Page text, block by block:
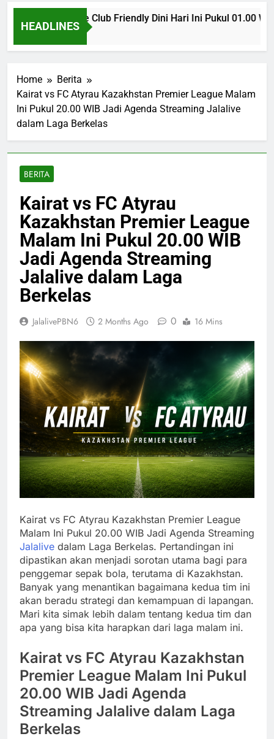
HEADLINES
vs Getafe Club Friendly Dini Hari Ini Pukul 01.00 WIB
Ago
Home
Berita
Kairat vs FC Atyrau Kazakhstan Premier League Malam
Ini Pukul 20.00 WIB Jadi Agenda Streaming Jalalive
dalam Laga Berkelas
BERITA
Kairat vs FC Atyrau
Kazakhstan Premier League
Malam Ini Pukul 20.00 WIB
Jadi Agenda Streaming
Jalalive dalam Laga
Berkelas
JalalivePBN6 2 Months Ago 0 16 Mins
Kairat vs FC Atyrau Kazakhstan Premier League
Malam Ini Pukul 20.00 WIB Jadi Agenda Streaming
Jalalive dalam Laga Berkelas. Pertandingan ini
dipastikan akan menjadi sorotan utama bagi para
penggemar sepak bola, terutama di Kazakhstan.
Banyak yang menantikan bagaimana kedua tim ini
akan beradu strategi dan kemampuan di lapangan.
Mari kita simak lebih dalam tentang kedua tim dan
apa yang bisa kita harapkan dari laga malam ini.
Kairat vs FC Atyrau Kazakhstan
Premier League Malam Ini Pukul
20.00 WIB Jadi Agenda
Streaming Jalalive dalam Laga
Berkelas